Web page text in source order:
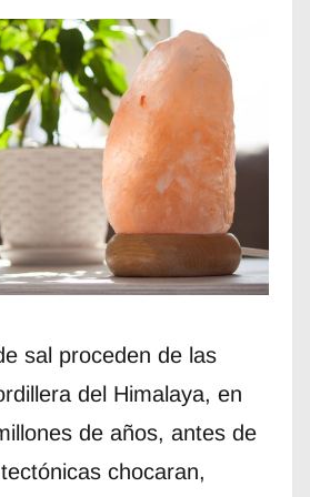
sal proceden de las
del Himalaya, en
de años, antes de
chocaran,